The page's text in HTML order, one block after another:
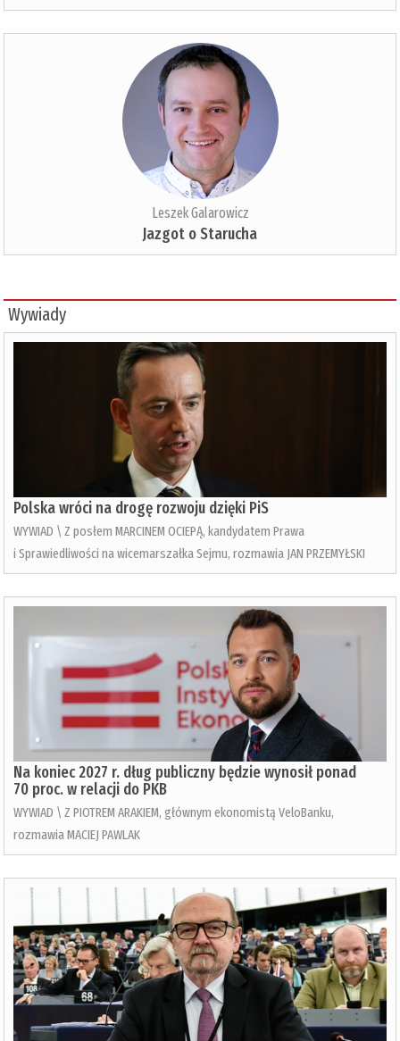
Leszek Galarowicz
Jazgot o Starucha
Wywiady
Polska wróci na drogę rozwoju dzięki PiS
WYWIAD \ Z posłem MARCINEM OCIEPĄ, kandydatem Prawa
i Sprawiedliwości na wicemarszałka Sejmu, rozmawia JAN PRZEMYŁSKI
Na koniec 2027 r. dług publiczny będzie wynosił ponad
70 proc. w relacji do PKB
WYWIAD \ Z PIOTREM ARAKIEM, głównym ekonomistą VeloBanku,
rozmawia MACIEJ PAWLAK